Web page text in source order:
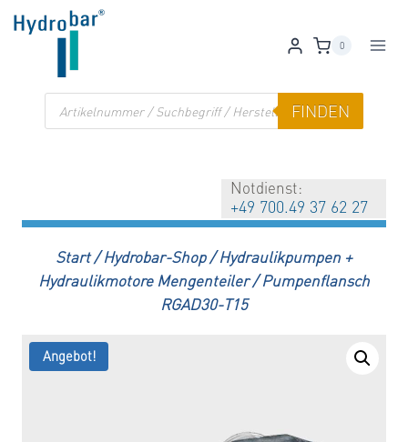
Zum
Inhalt
0
Products
search
FINDEN
Notdienst:
+49 700.49 37 62 27
Start / Hydrobar-Shop / Hydraulikpumpen +
Hydraulikmotore Mengenteiler / Pumpenflansch
RGAD30-T15
Angebot!